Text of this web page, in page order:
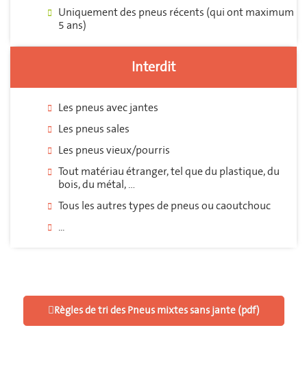
Uniquement des pneus récents (qui ont maximum
5 ans)
Interdit
Les pneus avec jantes
Les pneus sales
Les pneus vieux/pourris
Tout matériau étranger, tel que du plastique, du
bois, du métal, …
Tous les autres types de pneus ou caoutchouc
...
Règles de tri des Pneus mixtes sans jante (pdf)